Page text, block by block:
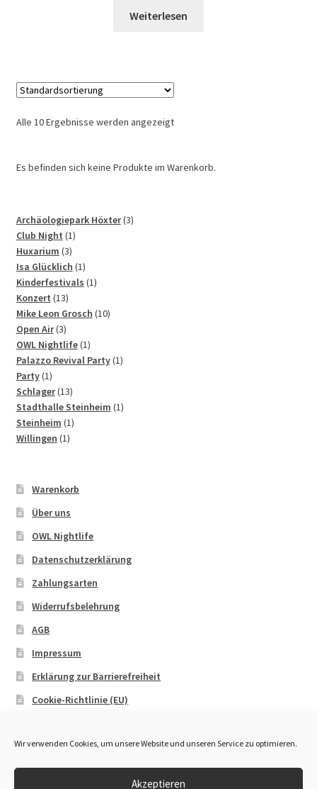
Wir verwenden Cookies, um unsere Website und unseren Service zu optimieren.
Akzeptieren
Weiterlesen
Alle 10 Ergebnisse werden angezeigt
Es befinden sich keine Produkte im Warenkorb.
Archäologiepark Höxter 33
Club Night 11
Huxarium 33
Produkte
Isa Glücklich 11
Produkt
Kinderfestivals 11
Konzert 1313
Produkte
Mike Leon Grosch 1010
Open Air 33
Produkte
OWL Nightlife 11
Produkt
Palazzo Revival Party 11
Party 11
Produkt
Schlager 1313
Produkte
Stadthalle Steinheim 11
Steinheim 11
Willingen 11
Warenkorb
Über uns
OWL Nightlife
Datenschutzerklärung
Zahlungsarten
Widerrufsbelehrung
AGB
Impressum
Erklärung zur Barrierefreiheit
Cookie-Richtlinie (EU)